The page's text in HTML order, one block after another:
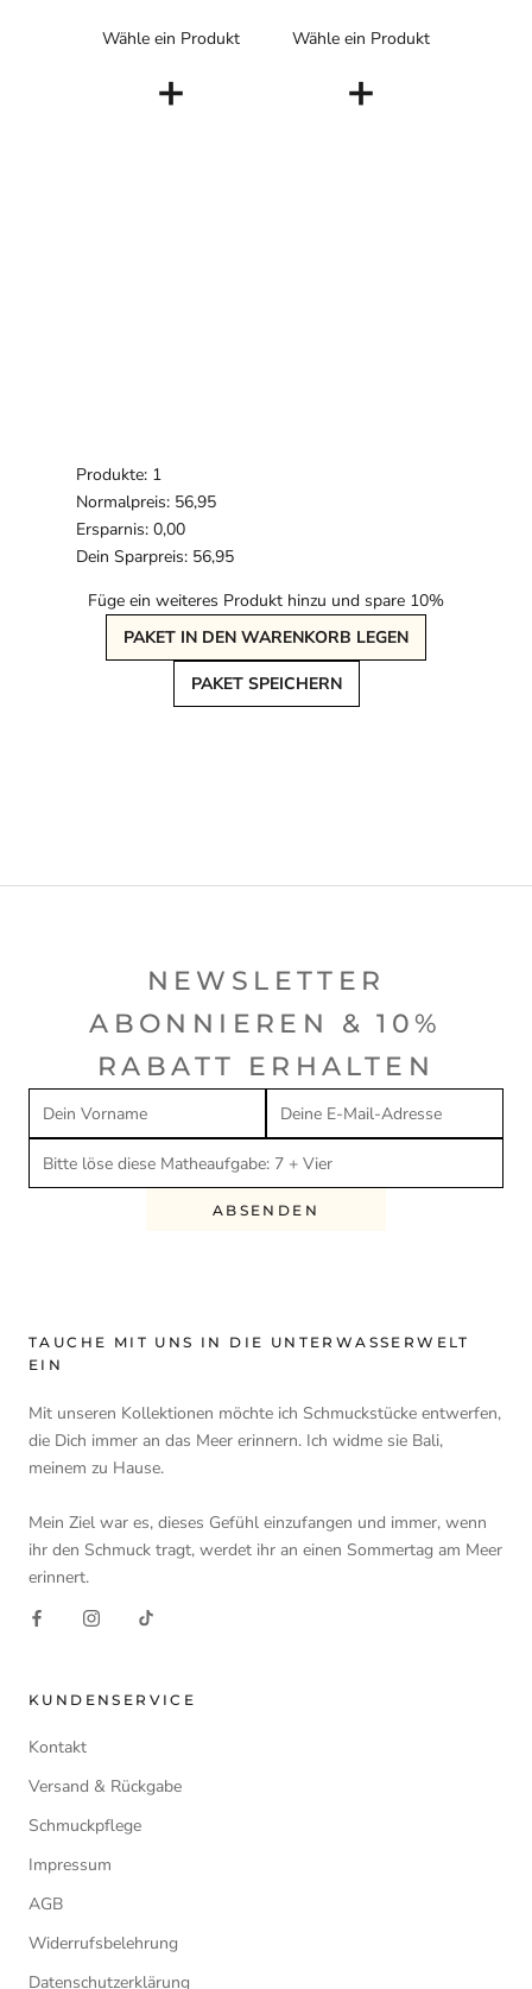
Wähle ein Produkt
+
Wähle ein Produkt
+
Produkte: 1
Normalpreis: 56,95
Ersparnis: 0,00
Dein Sparpreis: 56,95
Füge ein weiteres Produkt hinzu und spare 10%
PAKET IN DEN WARENKORB LEGEN
PAKET SPEICHERN
NEWSLETTER
ABONNIEREN & 10%
RABATT ERHALTEN
ABSENDEN
TAUCHE MIT UNS IN DIE UNTERWASSERWELT
EIN
Mit unseren Kollektionen möchte ich Schmuckstücke entwerfen,
die Dich immer an das Meer erinnern. Ich widme sie Bali,
meinem zu Hause.
Mein Ziel war es, dieses Gefühl einzufangen und immer, wenn
ihr den Schmuck tragt, werdet ihr an einen Sommertag am Meer
erinnert.
KUNDENSERVICE
Kontakt
Versand & Rückgabe
Schmuckpflege
Impressum
AGB
Widerrufsbelehrung
Datenschutzerklärung